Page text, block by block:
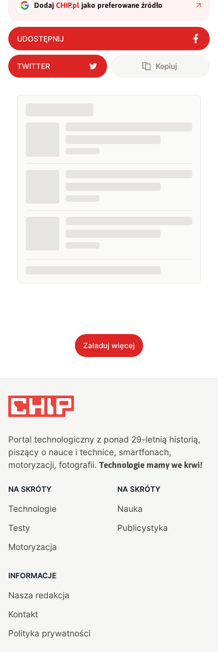
DodajCHIP.pl jako preferowane źródło
UDOSTĘPNIJ
TWITTER Kopiuj
Załaduj więcej
Portal technologiczny z ponad 29-letnią historią,
piszący o nauce i technice, smartfonach,
motoryzacji, fotografii. Technologie mamy we krwi!
NA SKRÓTY
Technologie
Testy
Motoryzacja
NA SKRÓTY
Nauka
Publicystyka
INFORMACJE
Nasza redakcja
Kontakt
Polityka prywatności